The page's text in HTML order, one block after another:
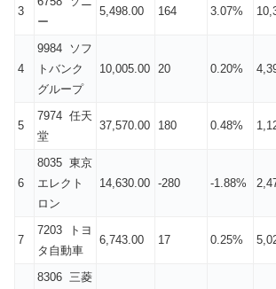
3
ー
5,498.00 164 3.07%
4
9984 ソフ
トバンク
グループ
10,005.00 20 0.20%
5
7974 任天
堂
37,570.00 180 0.48%
6
8035 東京
エレクト
ロン
14,630.00 -280 -1.88%
7
7203 トヨ
タ自動車
6,743.00 17 0.25%
8306 三菱